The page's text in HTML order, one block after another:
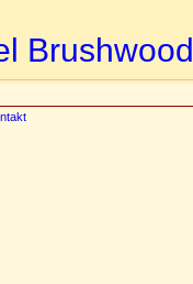
Brushwood